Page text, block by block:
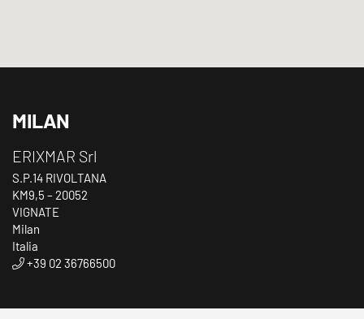
MILAN
ERIXMAR Srl
S.P.14 RIVOLTANA
KM9,5 – 20052
VIGNATE
Milan
Italia
+39 02 36766500